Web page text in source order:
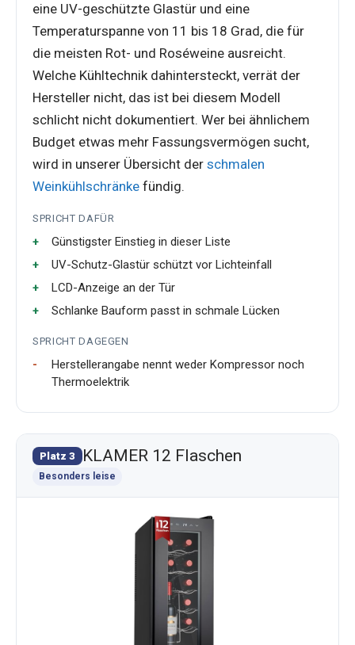
eine UV-geschützte Glastür und eine
Temperaturspanne von 11 bis 18 Grad, die für
die meisten Rot- und Roséweine ausreicht.
Welche Kühltechnik dahintersteckt, verrät der
Hersteller nicht, das ist bei diesem Modell
schlicht nicht dokumentiert. Wer bei ähnlichem
Budget etwas mehr Fassungsvermögen sucht,
wird in unserer Übersicht der schmalen
Weinkühlschränke fündig.
SPRICHT DAFÜR
Günstigster Einstieg in dieser Liste
UV-Schutz-Glastür schützt vor Lichteinfall
LCD-Anzeige an der Tür
Schlanke Bauform passt in schmale Lücken
SPRICHT DAGEGEN
Herstellerangabe nennt weder Kompressor noch
Thermoelektrik
Platz 3 KLAMER 12 Flaschen
Besonders leise